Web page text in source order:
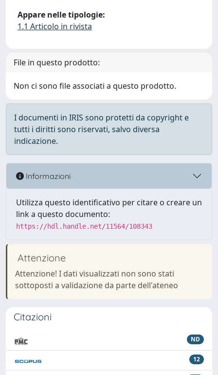
Appare nelle tipologie:
1.1 Articolo in rivista
File in questo prodotto:
Non ci sono file associati a questo prodotto.
I documenti in IRIS sono protetti da copyright e
tutti i diritti sono riservati, salvo diversa
indicazione.
Informazioni
Utilizza questo identificativo per citare o creare un
link a questo documento:
https://hdl.handle.net/11564/108343
Attenzione
Attenzione! I dati visualizzati non sono stati
sottoposti a validazione da parte dell'ateneo
Citazioni
ND
12